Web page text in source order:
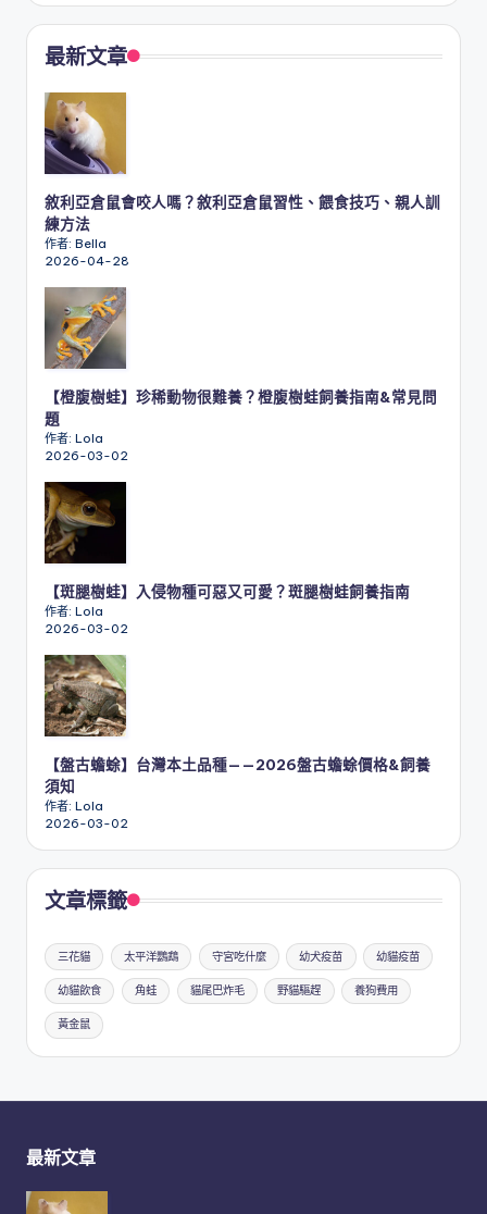
最新文章
敘利亞倉鼠會咬人嗎？敘利亞倉鼠習性、餵食技巧、親人訓
練方法
作者: Bella
2026-04-28
【橙腹樹蛙】珍稀動物很難養？橙腹樹蛙飼養指南&常見問
題
作者: Lola
2026-03-02
【斑腿樹蛙】入侵物種可惡又可愛？斑腿樹蛙飼養指南
作者: Lola
2026-03-02
【盤古蟾蜍】台灣本土品種——2026盤古蟾蜍價格&飼養
須知
作者: Lola
2026-03-02
文章標籤
三花貓 太平洋鸚鵡 守宮吃什麼 幼犬疫苗 幼貓疫苗
幼貓飲食 角蛙 貓尾巴炸毛 野貓驅趕 養狗費用
黃金鼠
最新文章